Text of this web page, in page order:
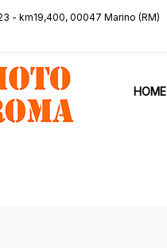
- km19,400, 00047 Marino (RM)
HOME